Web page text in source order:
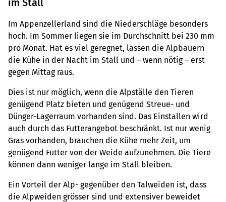
im Stall
Im Appenzellerland sind die Niederschläge besonders
hoch. Im Sommer liegen sie im Durchschnitt bei 230 mm
pro Monat. Hat es viel geregnet, lassen die Alpbauern
die Kühe in der Nacht im Stall und – wenn nötig – erst
gegen Mittag raus.
Dies ist nur möglich, wenn die Alpställe den Tieren
genügend Platz bieten und genügend Streue- und
Dünger-Lagerraum vorhanden sind. Das Einstallen wird
auch durch das Futterangebot beschränkt. Ist nur wenig
Gras vorhanden, brauchen die Kühe mehr Zeit, um
genügend Futter von der Weide aufzunehmen. Die Tiere
können dann weniger lange im Stall bleiben.
Ein Vorteil der Alp- gegenüber den Talweiden ist, dass
die Alpweiden grösser sind und extensiver beweidet